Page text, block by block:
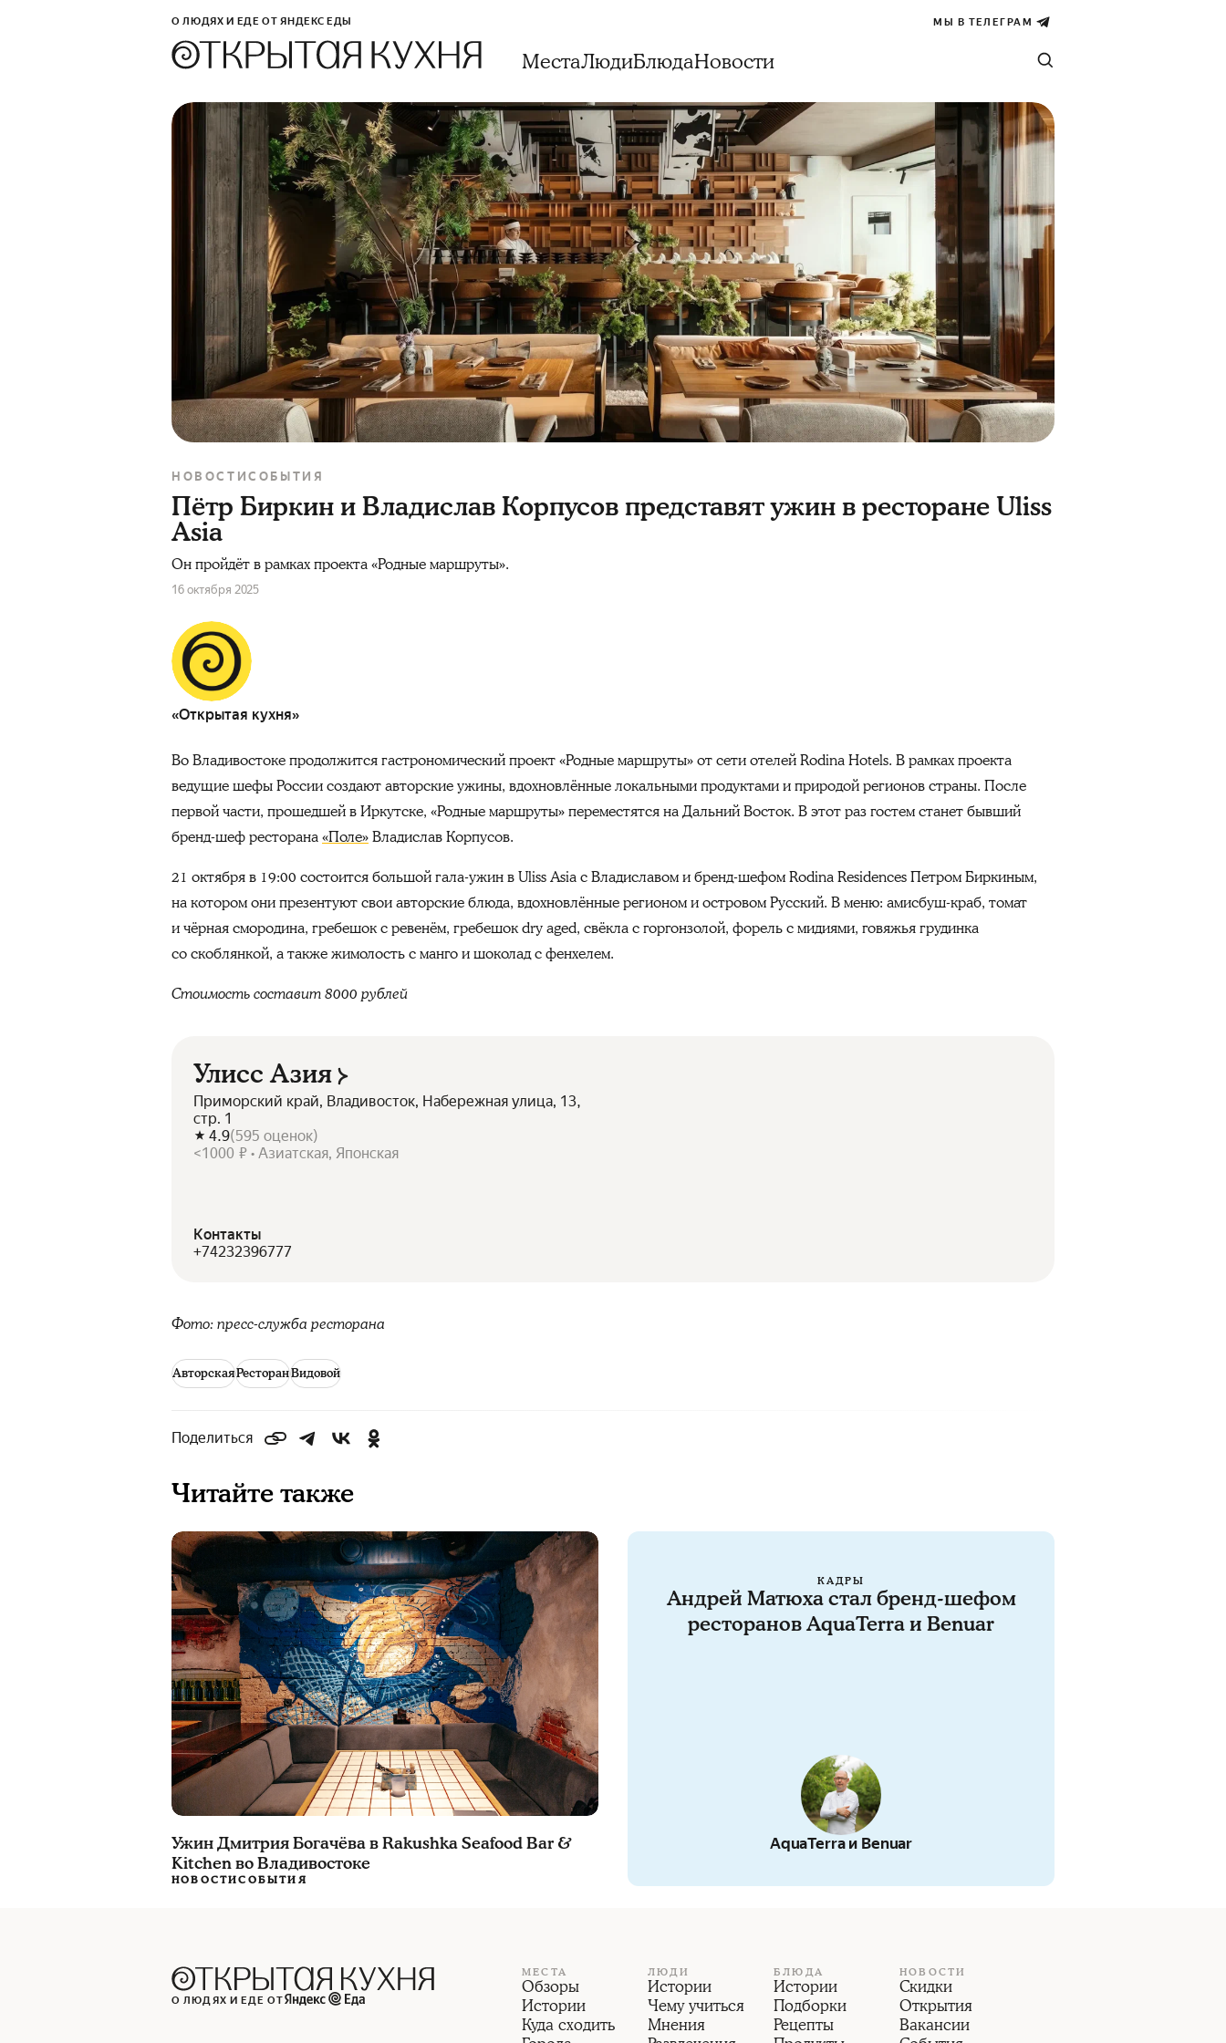
О ЛЮДЯХ И ЕДЕ ОТ ЯНДЕКС ЕДЫ МЫ В ТЕЛЕГРАМ
МестаЛюдиБлюдаНовости
НОВОСТИСОБЫТИЯ
Пётр Биркин и Владислав Корпусов представят ужин в ресторане Uliss
Asia
Он пройдёт в рамках проекта «Родные маршруты».
16 октября 2025
«Открытая кухня»
Во Владивостоке продолжится гастрономический проект «Родные маршруты» от сети отелей Rodina Hotels. В рамках проекта
ведущие шефы России создают авторские ужины, вдохновлённые локальными продуктами и природой регионов страны. После
первой части, прошедшей в Иркутске, «Родные маршруты» переместятся на Дальний Восток. В этот раз гостем станет бывший
бренд-шеф ресторана«Поле»Владислав Корпусов.
21 октябряв 19:00 состоится большой гала-ужин в Uliss Asia с Владиславом ибренд-шефом Rodina Residences Петром Биркиным,
на котором они презентуют свои авторские блюда, вдохновлённые регионом и островом Русский. В меню: амисбуш-краб, томат
и чёрная смородина, гребешок c ревенём, гребешок dry aged , свёкла с горгонзолой, форель с мидиями, говяжья грудинка
со скоблянкой, а также жимолость с манго ишоколад с фенхелем.
Стоимость составит 8000 рублей
Улисс Азия
Приморский край, Владивосток, Набережная улица, 13,
стр. 1
4.9(595 оценок)
<1000 ₽ • Азиатская, Японская
Контакты
+74232396777
Фото: пресс-служба ресторана
АвторскаяРесторанВидовой
Поделиться
Читайте также
Ужин Дмитрия Богачёва в Rakushka Seafood Bar &
Kitchen во Владивостоке
НОВОСТИСОБЫТИЯ
КАДРЫ
Андрей Матюха стал бренд-шефом
ресторанов AquaTerra и Benuar
AquaTerra и Benuar
О ЛЮДЯХ И ЕДЕ ОТ
МЕСТА
Обзоры
Истории
Куда сходить
ЛЮДИ
Истории
Чему учиться
Мнения
БЛЮДА
Истории
Подборки
Рецепты
НОВОСТИ
Скидки
Открытия
Вакансии